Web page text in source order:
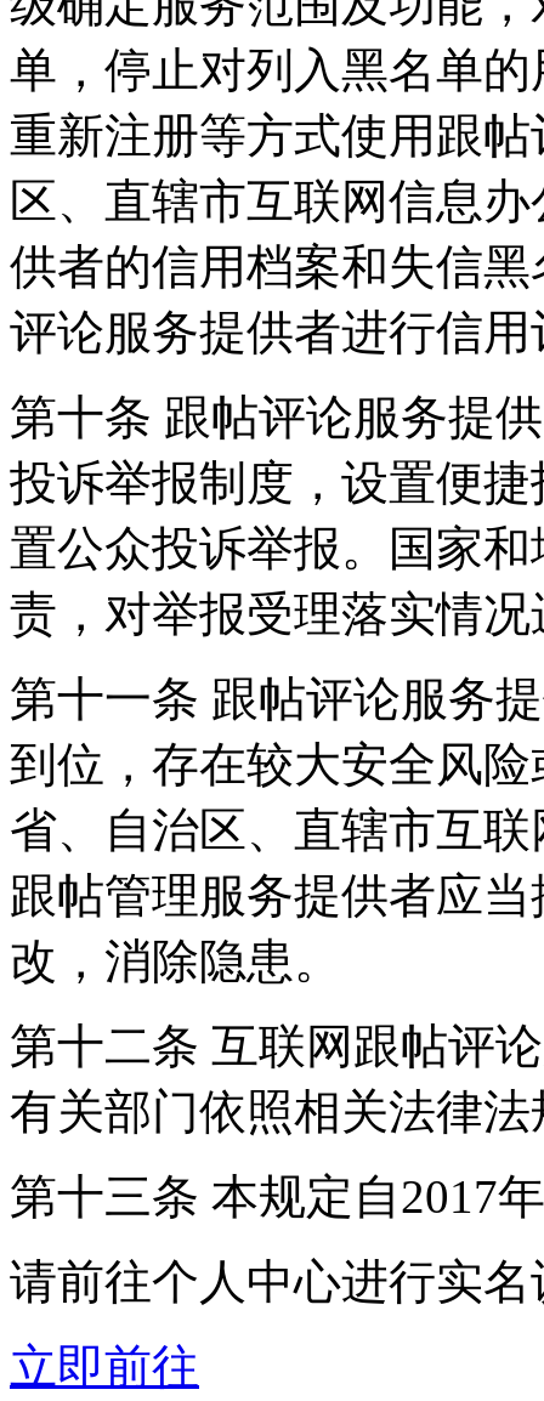
单，停止对列入黑名单
重新注册等方式使用跟
区、直辖市互联网信息
供者的信用档案和失信
评论服务提供者进行信用
第十条 跟帖评论服务提
投诉举报制度，设置便
置公众投诉举报。国家
责，对举报受理落实情
第十一条 跟帖评论服务
到位，存在较大安全风
省、自治区、直辖市互
跟帖管理服务提供者应
改，消除隐患。
第十二条 互联网跟帖评
有关部门依照相关法律
第十三条 本规定自2017
请前往个人中心进行实名
立即前往